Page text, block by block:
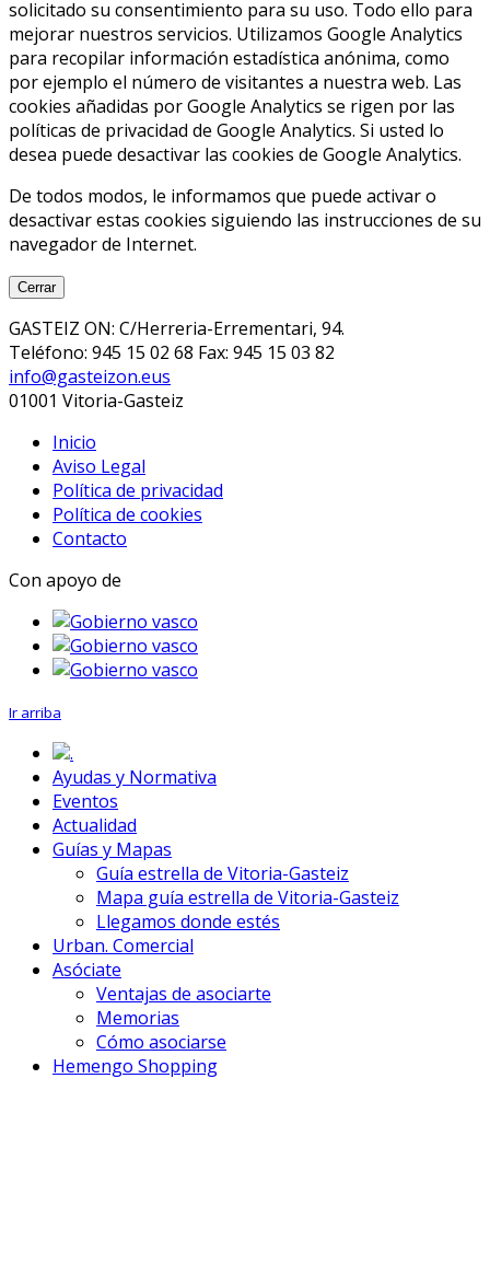
solicitado su consentimiento para su uso. Todo ello para
mejorar nuestros servicios. Utilizamos Google Analytics
para recopilar información estadística anónima, como
por ejemplo el número de visitantes a nuestra web. Las
cookies añadidas por Google Analytics se rigen por las
políticas de privacidad de Google Analytics. Si usted lo
desea puede desactivar las cookies de Google Analytics.
De todos modos, le informamos que puede activar o
desactivar estas cookies siguiendo las instrucciones de su
navegador de Internet.
Cerrar
GASTEIZ ON: C/Herreria-Errementari, 94.
Teléfono: 945 15 02 68 Fax: 945 15 03 82
info@gasteizon.eus
01001 Vitoria-Gasteiz
Inicio
Aviso Legal
Política de privacidad
Política de cookies
Contacto
Con apoyo de
Ir arriba
.
Ayudas y Normativa
Eventos
Actualidad
Guías y Mapas
Guía estrella de Vitoria-Gasteiz
Mapa guía estrella de Vitoria-Gasteiz
Llegamos donde estés
Urban. Comercial
Asóciate
Ventajas de asociarte
Memorias
Cómo asociarse
Hemengo Shopping